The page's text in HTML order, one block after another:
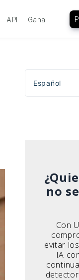
API Gana
Español
English
no
Con
evitar
IA